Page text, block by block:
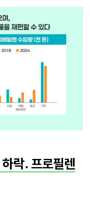
락. 프로필렌